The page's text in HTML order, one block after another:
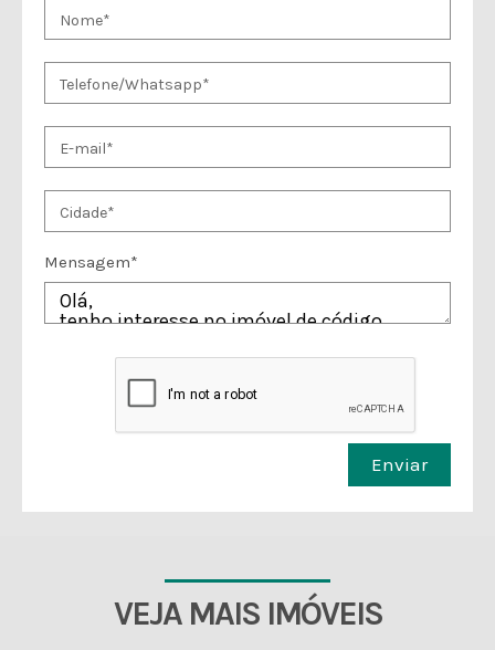
Mensagem*
Enviar
VEJA MAIS IMÓVEIS